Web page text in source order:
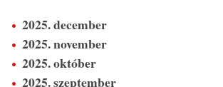
2025. december
2025. november
2025. október
2025. szeptember